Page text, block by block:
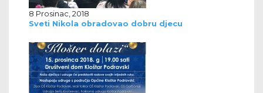
8 Prosinac, 2018
Sveti Nikola obradovao dobru djecu